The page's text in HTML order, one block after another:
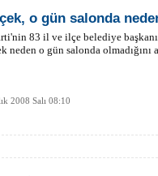
o gün salonda
83 il ve ilçe belediye
neden o gün salonda olmadığını
2008 Salı 08:10